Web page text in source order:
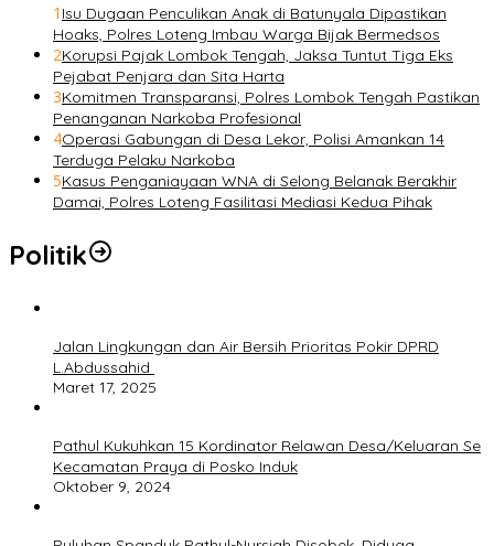
1 Isu Dugaan Penculikan Anak di Batunyala Dipastikan
Hoaks, Polres Loteng Imbau Warga Bijak Bermedsos
2Korupsi Pajak Lombok Tengah, Jaksa Tuntut Tiga Eks
Pejabat Penjara dan Sita Harta
3Komitmen Transparansi, Polres Lombok Tengah Pastikan
Penanganan Narkoba Profesional
4Operasi Gabungan di Desa Lekor, Polisi Amankan 14
Terduga Pelaku Narkoba
5Kasus Penganiayaan WNA di Selong Belanak Berakhir
Damai, Polres Loteng Fasilitasi Mediasi Kedua Pihak
Politik
Jalan Lingkungan dan Air Bersih Prioritas Pokir DPRD
L.Abdussahid
Maret 17, 2025
Pathul Kukuhkan 15 Kordinator Relawan Desa/Keluaran Se
Kecamatan Praya di Posko Induk
Oktober 9, 2024